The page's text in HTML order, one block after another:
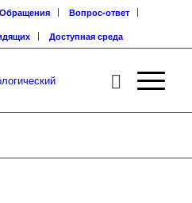
Обращения
Вопрос-ответ
Доступная среда